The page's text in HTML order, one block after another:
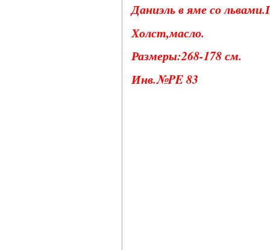
Даниэль в яме со
Холст,масло.
Размеры:268-178 см.
Инв.№PE 83